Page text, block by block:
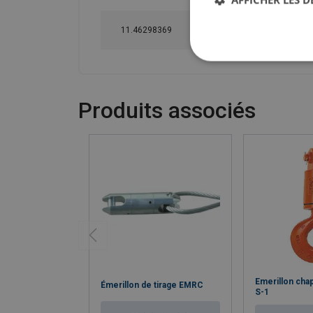
11.46298369
Produits associés
Émerillon de tirage EMRC
Emerillon
S-1